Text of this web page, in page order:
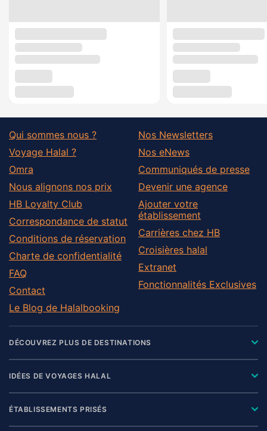
Qui sommes nous ?
Voyage Halal ?
Omra
Nous alignons nos prix
HB Loyalty Club
Correspondance de statut
Conditions de réservation
Charte de confidentialité
FAQ
Contact
Le Blog de Halalbooking
Nos Newsletters
Nos eNews
Communiqués de presse
Devenir une agence
Ajouter votre
établissement
Carrières chez HB
Croisières halal
Extranet
Fonctionnalités Exclusives
DÉCOUVREZ PLUS DE DESTINATIONS
IDÉES DE VOYAGES HALAL
ÉTABLISSEMENTS PRISÉS